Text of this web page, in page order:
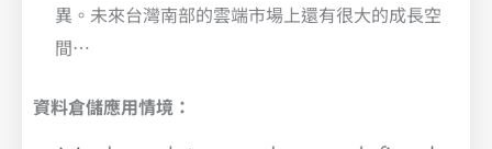
異。未來台灣南部的雲端市場上還有很大的成長空
間…
資料倉儲應用情境：